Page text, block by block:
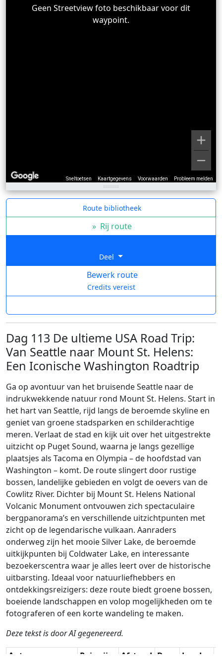
Sneltoetsen Kaartgegevens Voorwaarden Probleem melden
Geen Streetview foto beschikbaar voor dit
waypoint.
Route bibliotheek
» Rij route
Deel
Bewerk route
Credits vereist
Dag 113 De ultieme USA Road Trip:
Van Seattle naar Mount St. Helens:
Een Iconische Washington Roadtrip
Ga op avontuur van het bruisende Seattle naar de
indrukwekkende natuur rond Mount St. Helens. Start in
het hart van Seattle, rijd langs de beroemde skyline en
geniet van groene stadsparken en schilderachtige
meren. Verlaat de stad en kijk uit over het uitgestrekte
uitzicht op Puget Sound, waarna je langs gezellige
plaatsjes als Tacoma en Olympia – de hoofdstad van
Washington – komt. De route slingert door rustige
bossen, landelijke gebieden en volgt de oevers van de
Cowlitz River. Dichter bij Mount St. Helens National
Volcanic Monument ontvouwen zich spectaculaire
bergpanorama’s en verschillende uitzichtpunten met
zicht op de legendarische vulkaan. Aanraders
onderweg zijn het mooie Silver Lake, de beroemde
uitkijkpunten bij Coldwater Lake, en interessante
bezoekerscentra waar je alles leert over de historische
uitbarsting. Ideaal voor natuurliefhebbers en
ontdekkingsreizigers: deze route biedt groene bossen,
boeiende landschappen en volop mogelijkheden om te
fotograferen of een korte wandeling te maken.
Deze tekst is door AI gegenereerd.
Auteur Reiswijze Afstand Duur Landen